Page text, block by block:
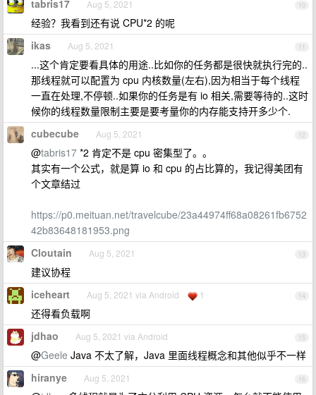
10
tabris17 Aug 5, 2021
经验？我看到还有说 CPU*2 的呢
11
ikas Aug 5, 2021
...这个肯定要看具体的用途..比如你的任务都是很快就执行完的..
那线程就可以配置为 cpu 内核数量(左右),因为相当于每个线程
一直在处理,不停顿..如果你的任务是有 io 相关,需要等待的..这时
候你的线程数量限制主要是要考量你的内存能支持开多少个.
12
cubecube Aug 5, 2021
@tabris17 *2 肯定不是 cpu 密集型了。。
其实有一个公式，就是算 io 和 cpu 的占比算的，我记得美团有
个文章结过
https://p0.meituan.net/travelcube/23a44974ff68a08261fb6752
42b83648181953.png
13
Cloutain Aug 5, 2021
建议协程
14
iceheart Aug 5, 2021 via Android 1
还得看负载啊
15
jdhao Aug 5, 2021 via Android
@Geele Java 不太了解，Java 里面线程概念和其他似乎不一样
16
hiranye Aug 5, 2021